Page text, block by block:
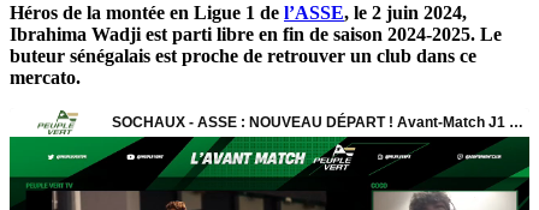
Héros de la montée en Ligue 1 de l’ASSE, le 2 juin 2024,
Ibrahima Wadji est parti libre en fin de saison 2024-2025. Le
buteur sénégalais est proche de retrouver un club dans ce
mercato.